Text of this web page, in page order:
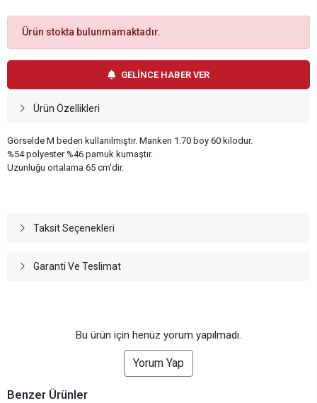
Ürün stokta bulunmamaktadır.
GELİNCE HABER VER
Ürün Özellikleri
Görselde M beden kullanılmıştır. Manken 1.70 boy 60 kilodur.
%54 polyester %46 pamuk kumaştır.
Uzunluğu ortalama 65 cm'dir.
Taksit Seçenekleri
Garanti Ve Teslimat
Bu ürün için henüz yorum yapılmadı.
Yorum Yap
Benzer Ürünler